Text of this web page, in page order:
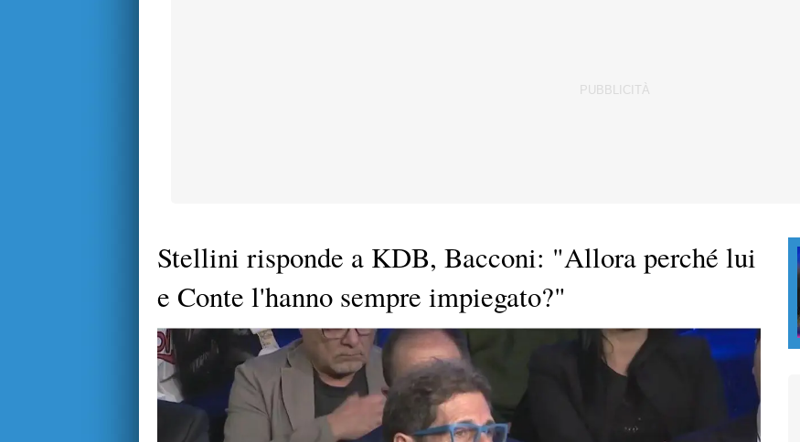
Stellini risponde a KDB, Bacconi: "Allora perché lui
e Conte l'hanno sempre impiegato?"